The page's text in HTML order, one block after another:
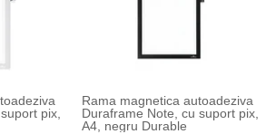
pix,
Rama magnetica autoadeziva
Duraframe Note, cu suport pix,
A4, negru Durable